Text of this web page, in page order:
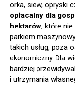
orka, siew, opryski
opłacalny dla
hektarów, które nie
parkiem
takich usług, poza
ekonomiczny. Dla
bardziej
i utrzymania